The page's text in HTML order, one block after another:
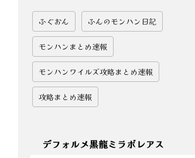
ふぐおん ふんのモンハン日記
モンハンまとめ速報
モンハンワイルズ攻略まとめ速報
攻略まとめ速報
デフォルメ黒龍ミラボレアス